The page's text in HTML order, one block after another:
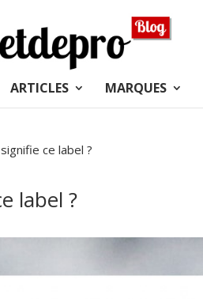
ARTICLES MARQUES
ce label ?
label ?